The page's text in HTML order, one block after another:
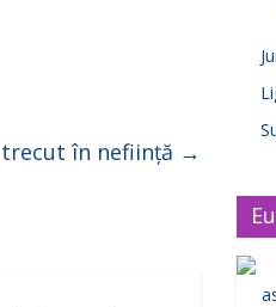
în neființă →